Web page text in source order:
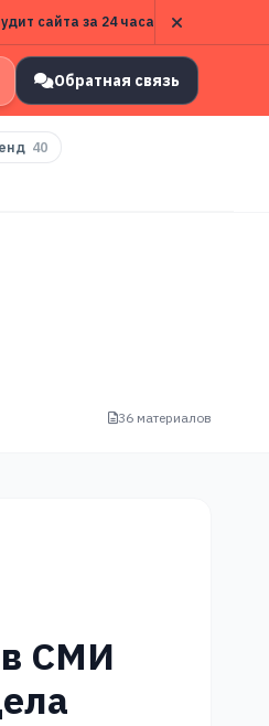
сайта за 24 часа
Обратная связь
40
36 материалов
в СМИ